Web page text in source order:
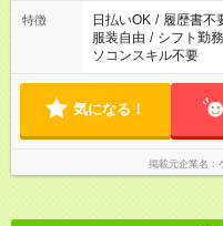
特徴 日払いOK / 履歴書不
服装自由 / シフト勤務
ソコンスキル不要
気になる！
掲載元企業名